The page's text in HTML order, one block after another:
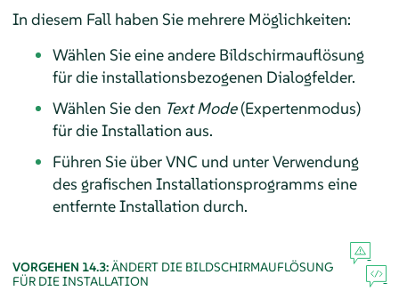
In diesem Fall haben Sie mehrere Möglichkeiten:
Wählen Sie eine andere Bildschirmauflösung
für die installationsbezogenen Dialogfelder.
Wählen Sie den Text Mode(Expertenmodus)
für die Installation aus.
Führen Sie über VNC und unter Verwendung
des grafischen Installationsprogramms eine
entfernte Installation durch.
VORGEHEN 14.3:ÄNDERT DIE BILDSCHIRMAUFLÖSUNG
FÜR DIE INSTALLATION